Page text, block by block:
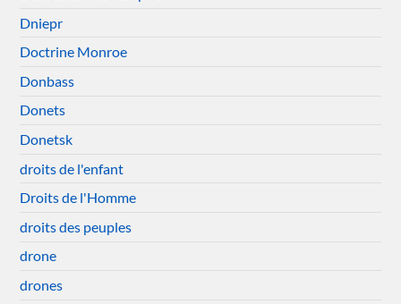
Dniepr
Doctrine Monroe
Donbass
Donets
Donetsk
droits de l'enfant
Droits de l'Homme
droits des peuples
drone
drones